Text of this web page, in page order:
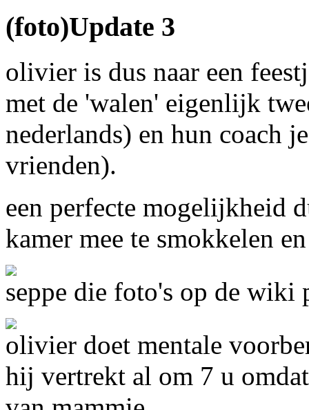
(foto)Update 3
olivier is dus naar een
met de 'walen' eigenlijk
nederlands) en hun coach
vrienden).
een perfecte mogelijkheid
kamer mee te smokkelen
seppe die foto's op de wiki
olivier doet mentale
hij vertrekt al om 7 u